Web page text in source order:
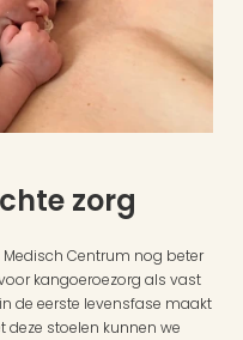
zorg
Centrum nog beter
kangoeroezorg als vast
de eerste levensfase maakt
deze stoelen kunnen we